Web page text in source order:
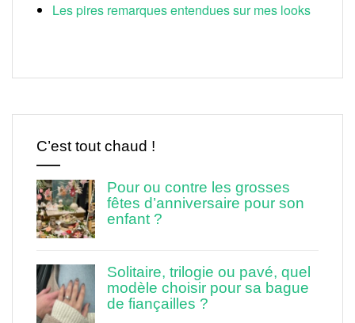
Les pires remarques entendues sur mes looks
C’est tout chaud !
Pour ou contre les grosses
fêtes d’anniversaire pour son
enfant ?
Solitaire, trilogie ou pavé, quel
modèle choisir pour sa bague
de fiançailles ?